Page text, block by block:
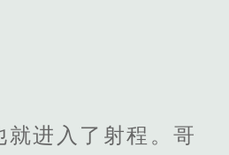
进入了射程。哥